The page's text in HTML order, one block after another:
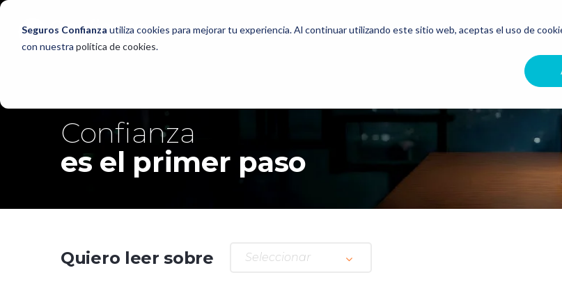
Seguros Confianza utiliza cookies para mejorar tu experiencia. Al continuar utilizando este sitio web, aceptas el uso de
con nuestra política de cookies.
Confianza
es el primer paso
Quiero leer sobre Seleccionar